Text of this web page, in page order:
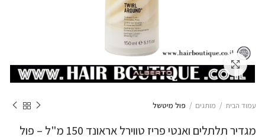
Click to enlarge
עמוד הבית מותגים פול מיטשל
מגדיר תלתלים ואנטי פריז טווירל אראונד 150 מ"ל – פול